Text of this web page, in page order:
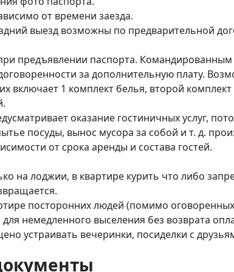
от времени заезда.
выезд возможны по предварительной
предъявлении паспорта.
за дополнительную плату.
включает 1 комплект белья, второй
оказание гостиничных услуг,
посуды, вынос мусора за собой и т. д.
от срока аренды и состава гостей.
на лоджии, в квартире курить что либо
посторонних людей (помимо
немедленного выселения без возврата
устраивать вечеринки, посиделки с